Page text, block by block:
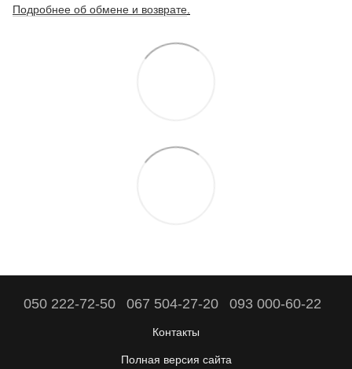
Подробнее об обмене и возврате
050 222-72-50 067 504-27-20 093 000-60-22
Контакты
Полная версия сайта